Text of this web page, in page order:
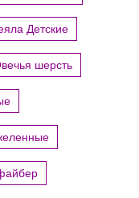
Детские
шерсть